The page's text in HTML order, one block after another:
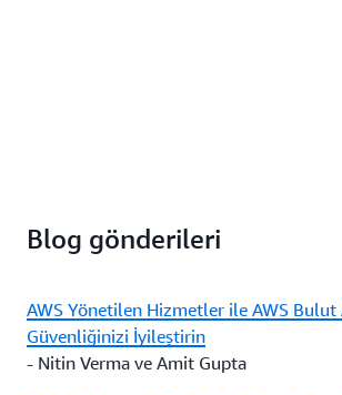
Blog gönderileri
AWS Yönetilen Hizmetler ile AWS Bulut
Güvenliğinizi İyileştirin
- Nitin Verma ve Amit Gupta